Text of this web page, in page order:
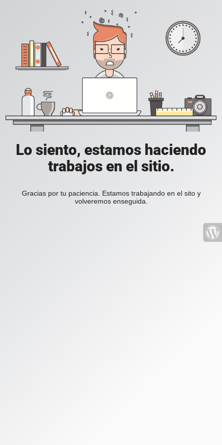
Lo siento, estamos haciendo
trabajos en el sitio.
Gracias por tu paciencia. Estamos trabajando en el sito y
volveremos enseguida.